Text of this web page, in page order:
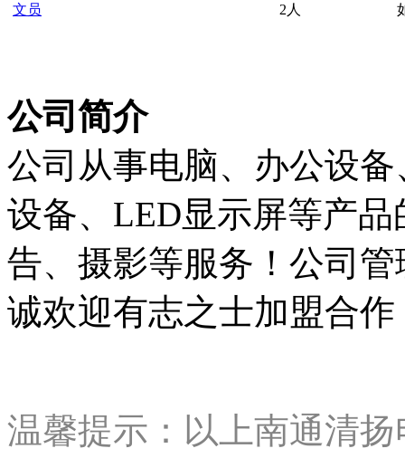
文员
2人
公司简介
公司从事电脑、办公设
设备、LED显示屏等产
告、摄影等服务！公司
诚欢迎有志之士加盟合作
温馨提示：以上南通清